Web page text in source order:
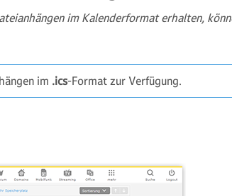
im Kalenderformat erhalten,
im .ics-Format zur Verfügung.